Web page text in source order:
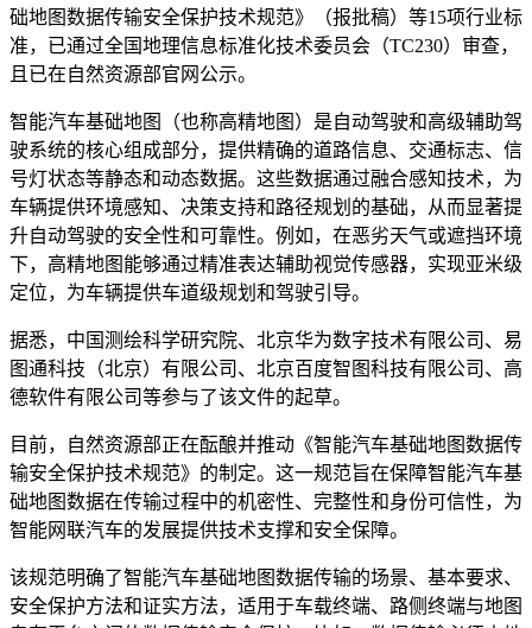
础地图数据传输安全保护技术规范》（报批稿）等15项行业标
准，已通过全国地理信息标准化技术委员会（TC230）审查，
且已在自然资源部官网公示。
智能汽车基础地图（也称高精地图）是自动驾驶和高级辅助驾
驶系统的核心组成部分，提供精确的道路信息、交通标志、信
号灯状态等静态和动态数据。这些数据通过融合感知技术，为
车辆提供环境感知、决策支持和路径规划的基础，从而显著提
升自动驾驶的安全性和可靠性。例如，在恶劣天气或遮挡环境
下，高精地图能够通过精准表达辅助视觉传感器，实现亚米级
定位，为车辆提供车道级规划和驾驶引导。
据悉，中国测绘科学研究院、北京华为数字技术有限公司、易
图通科技（北京）有限公司、北京百度智图科技有限公司、高
德软件有限公司等参与了该文件的起草。
目前，自然资源部正在酝酿并推动《智能汽车基础地图数据传
输安全保护技术规范》的制定。这一规范旨在保障智能汽车基
础地图数据在传输过程中的机密性、完整性和身份可信性，为
智能网联汽车的发展提供技术支撑和安全保障。
该规范明确了智能汽车基础地图数据传输的场景、基本要求、
安全保护方法和证实方法，适用于车载终端、路侧终端与地图